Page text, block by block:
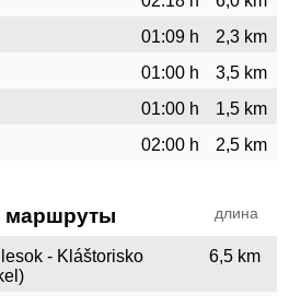
01:09 h
2,3 km
01:00 h
3,5 km
01:00 h
1,5 km
02:00 h 2,5 km
маршруты длина
- Kláštorisko
6,5 km